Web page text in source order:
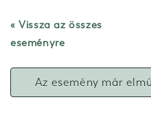
« Vissza az összes
eseményre
Az esemény már